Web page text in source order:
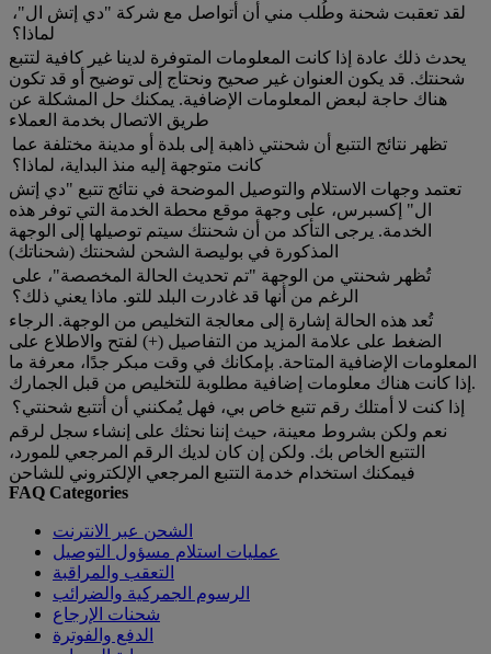
لقد تعقبت شحنة وطُلب مني أن أتواصل مع شركة "دي إتش ال"،
لماذا؟
يحدث ذلك عادة إذا كانت المعلومات المتوفرة لدينا غير كافية لتتبع
شحنتك. قد يكون العنوان غير صحيح ونحتاج إلى توضيح أو قد تكون
هناك حاجة لبعض المعلومات الإضافية. يمكنك حل المشكلة عن
طريق الاتصال بخدمة العملاء
تظهر نتائج التتبع أن شحنتي ذاهبة إلى بلدة أو مدينة مختلفة عما
كانت متوجهة إليه منذ البداية، لماذا؟
تعتمد وجهات الاستلام والتوصيل الموضحة في نتائج تتبع "دي إتش
ال" إكسبرس، على وجهة موقع محطة الخدمة التي توفر هذه
الخدمة. يرجى التأكد من أن شحنتك سيتم توصيلها إلى الوجهة
المذكورة في بوليصة الشحن لشحنتك (شحناتك)
تُظهر شحنتي من الوجهة "تم تحديث الحالة المخصصة"، على
الرغم من أنها قد غادرت البلد للتو. ماذا يعني ذلك؟
تُعد هذه الحالة إشارة إلى معالجة التخليص من الوجهة. الرجاء
الضغط على علامة المزيد من التفاصيل (+) لفتح والاطلاع على
المعلومات الإضافية المتاحة. بإمكانك في وقت مبكر جدًا، معرفة ما
إذا كانت هناك معلومات إضافية مطلوبة للتخليص من قبل الجمارك.
إذا كنت لا أمتلك رقم تتبع خاص بي، فهل يُمكنني أن أتتبع شحنتي؟
نعم ولكن بشروط معينة، حيث إننا نحثك على إنشاء سجل لرقم
التتبع الخاص بك. ولكن إن كان لديك الرقم المرجعي للمورد،
فيمكنك استخدام خدمة التتبع المرجعي الإلكتروني للشاحن
FAQ Categories
الشحن عبر الانترنت
عمليات استلام مسؤول التوصيل
التعقب والمراقبة
الرسوم الجمركية والضرائب
شحنات الإرجاع
الدفع والفوترة